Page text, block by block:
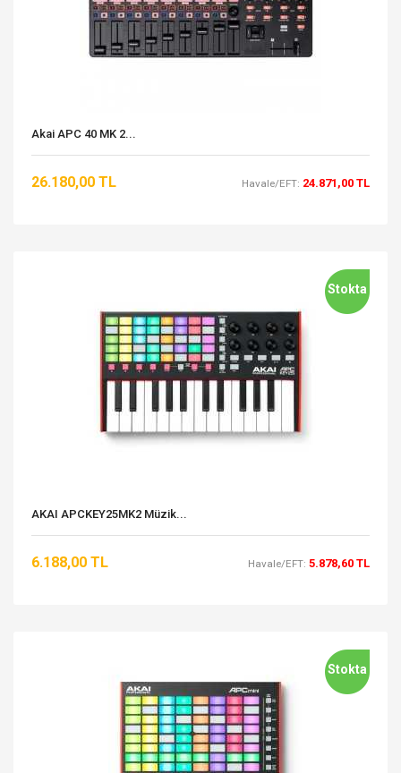
Akai APC 40 MK 2...
26.180,00 TL Havale/EFT: 24.871,00 TL
Stokta
AKAI APCKEY25MK2 Müzik...
6.188,00 TL Havale/EFT: 5.878,60 TL
Stokta